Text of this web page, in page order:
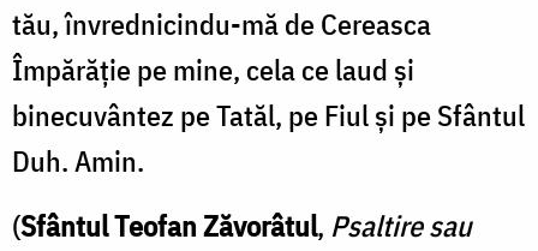
tău, învrednicindu-mă de Cereasca
Împărăție pe mine, cela ce laud și
binecuvântez pe Tatăl, pe Fiul și pe Sfântul
Duh. Amin.
(Sfântul Teofan Zăvorâtul, Psaltire sau